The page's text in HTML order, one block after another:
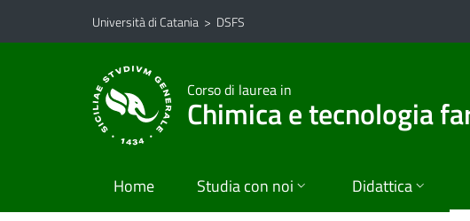
Vai al contenuto principale
Vai al menu di navigazione
Università di Catania > DSFS
Corso di laurea in
Chimica e tecnologia
Home Studia con noi Didattica